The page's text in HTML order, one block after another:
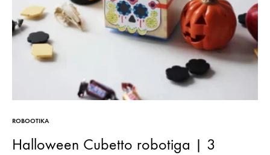
ROBOOTIKA
Halloween Cubetto robotiga | 3